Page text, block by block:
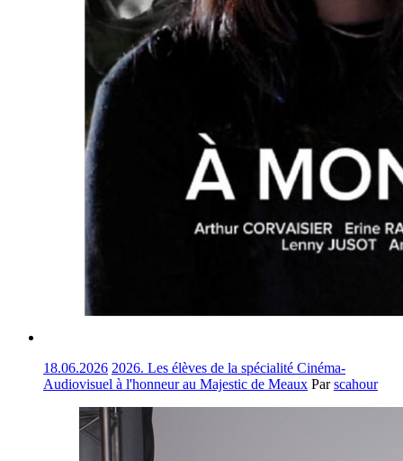
18.06.2026 2026. Les élèves de la spécialité Cinéma-
Audiovisuel à l'honneur au Majestic de Meaux Parscahour